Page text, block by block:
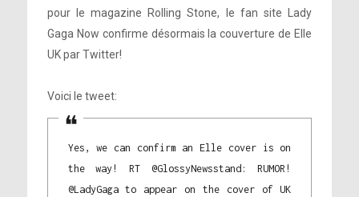
pour le magazine Rolling Stone, le fan site Lady
Gaga Now confirme désormais la couverture de Elle
UK par Twitter!
Voici le tweet:
Yes, we can confirm an Elle cover is on
the way! RT @GlossyNewsstand: RUMOR!
@LadyGaga to appear on the cover of UK